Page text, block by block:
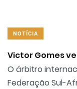
NOTÍCIA
Victor Gomes
O árbitro
Federação Sul-